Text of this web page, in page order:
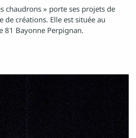
chaudrons » porte ses projets de
de créations. Elle est située au
81 Bayonne Perpignan.